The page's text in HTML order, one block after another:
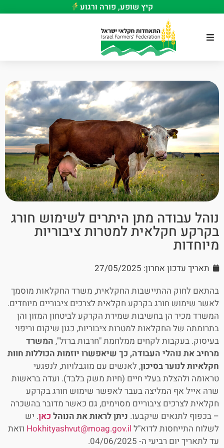
קיץ שופע, פורה ורגוע
נוהל עבודה מתן היתרים לשימוש חורג
בקרקע חקלאית למטרות ציבוריות
מיוחדות
תאריך עדכון אחרון: 27/05/2025
בהתאם לחוק ההתיישבות החקלאית, משרד החקלאות מוסמך
לאשר שימוש חורג בקרקע חקלאית לצרכים ציבוריים מיוחדים.
המשרד מכיר הן בחשיבות שמירת הקרקע לביטחון המזון והן
בתרומתה של החקלאות למטרות ציבוריות, כגון שיקום וריפוי
בעיסוק. בעקבות לקחים ממלחמת "חרבות ברזל", המשרד
מרחיב את נוהלי העבודה, כך שיאפשרו יוזמות הכוללות חוות
חקלאיות לנוער בסיכון, לאנשים עם מוגבלויות, לנפגעי
טראומה ולהצלת בעלי חיים (חיות משק בלבד). ועדה בראשות
שרה אייל אף המליצה בעבר לאפשר שימוש חורג בקרקע
חקלאית לצרכים ציבוריים מסוימים, גם כאשר מדובר בהשכרה
– בכפוף לתנאים שיקבעו. ניתן לראות את הנוהל כאן. יש
לשלוח התייחסות לדוא"ל Hokhityashvut@moag.gov.il וזאת
עד לתאריך יום רביעי ה- 04/06/2025.